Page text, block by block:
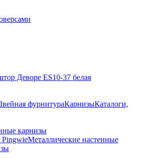
Деворе ES10-37 белая
фурнитураКарнизыКаталоги,
карнизы
Металлические настенные